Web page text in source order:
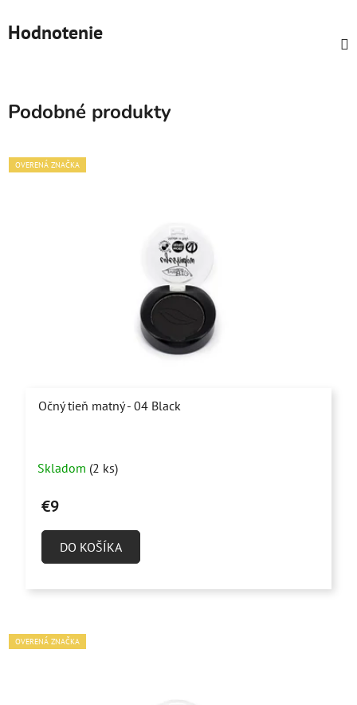
Hodnotenie
Podobné produkty
OVERENÁ ZNAČKA
Očný tieň matný - 04 Black
Skladom (2 ks)
€9
DO KOŠÍKA
OVERENÁ ZNAČKA